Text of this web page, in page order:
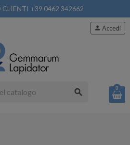
CLIENTI +39 0462 342662
search
person Accedi
0